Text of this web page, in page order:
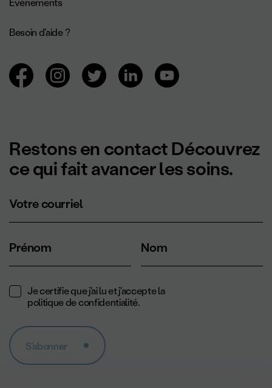
Besoin d'aide ?
Navigation des réseaux sociaux.
Restons en contact Découvrez
ce qui fait avancer les soins.
Votre courriel
Prénom Nom
Je certifie que j'ai lu et j'accepte la
politique de confidentialité.
S'abonner